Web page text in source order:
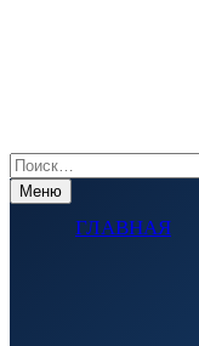
Поиск
по:Меню
ГЛАВНАЯ